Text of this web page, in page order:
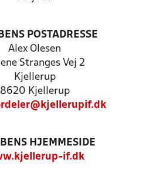
POSTADRESSE
Alex Olesen
Stranges Vej 2
Kjellerup
8620 Kjellerup
HJEMMESIDE
if.dk